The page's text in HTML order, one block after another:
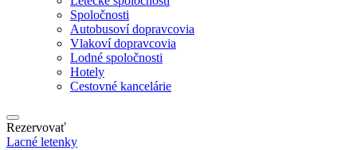
Spoločnosti
Autobusoví dopravcovia
Vlakoví dopravcovia
Lodné spoločnosti
Hotely
Cestovné kancelárie
Rezervovať
Lacné letenky